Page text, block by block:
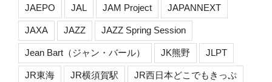
JAEPO JAL JAM Project JAPANNEXT
JAXA JAZZ JAZZ Spring Session
Jean Bart（ジャン・バール） JK熊野 JLPT
JR東海 JR横須賀駅 JR西日本どこでもきっぷ